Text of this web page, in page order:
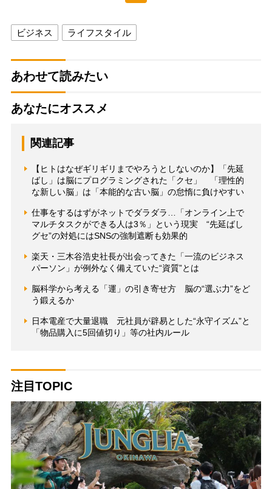
ビジネス ライフスタイル
あわせて読みたい
あなたにオススメ
関連記事
【ヒトはなぜギリギリまでやろうとしないのか】「先延
ばし」は脳にプログラミングされた「クセ」 「理性的
な新しい脳」は「本能的な古い脳」の怠惰に負けやすい
仕事をするはずがネットでダラダラ…「オンライン上で
マルチタスクができる人は3％」という現実 “先延ばし
グセ”の対処にはSNSの強制遮断も効果的
楽天・三木谷浩史社長が出会ってきた「一流のビジネス
パーソン」が例外なく備えていた“資質”とは
脳科学から考える「運」の引き寄せ方 脳の“選ぶ力”をど
う鍛えるか
日本電産で大量退職 元社員が辟易とした“永守イズム”と
「物品購入に5回値切り」等の社内ルール
注目TOPIC